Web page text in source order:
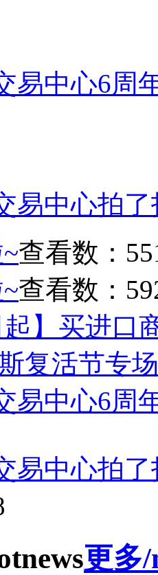
易中心6周
易中心拍
查看数：
查看数：
起】买进口
斯复活节专
易中心6周
易中心拍
news更多